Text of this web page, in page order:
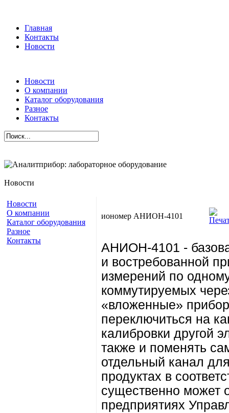
Главная
Контакты
Новости
Новости
О компании
Каталог оборудования
Разное
Контакты
Новости
Новости
О компании
Каталог оборудования
Разное
Контакты
иономер АНИОН-4101
АНИОН-4101 -
и востребованной
измерений по
коммутируемых
«вложенные»
переключиться на
калибровки другой
также и поменять
отдельный канал
продуктах в
существенно может
предприятиях